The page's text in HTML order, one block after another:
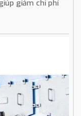
giảm chi phí